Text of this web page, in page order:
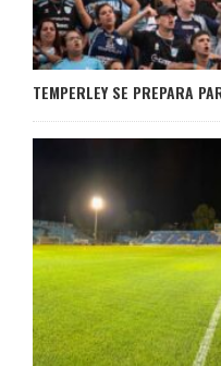
TEMPERLEY SE PREPARA